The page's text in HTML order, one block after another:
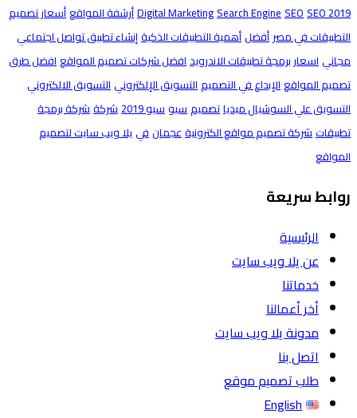
Digital MarketingSearch EngineSEOSEO 2019 أرشفة المواقع أسعار تصميم
التطبيقات في مصر أفضل أهمية التطبيقات الذكيةإنشاء تطبيق تواصل اجتماعي
مجاني اسعار برمجة تطبيقات الاندرويدافضل شركات تصميم المواقع افضل طرق
تصميم المواقع الإبداع في التصميم التسويق الإلكتروني التسويق الالكتروني
التسويق علي السوشيال ميدياتصميم سيو سيو 2019 شركةشركة برمجة
تطبيقاتشركة تصميم مواقع الكترونيةعجمان في يلا ويب سايت لتصميم
المواقع
روابط سريعة
الرئيسية
عن يلا ويب سايت
خدماتنا
أخر أعمالنا
مدونة يلا ويب سايت
اتصل بنا
طلب تصميم موقع
English